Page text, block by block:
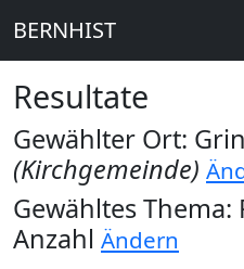
BERNHIST
Resultate
Gewählter Ort:
(Kirchgemeinde)
Gewähltes Thema:
Anzahl Ändern